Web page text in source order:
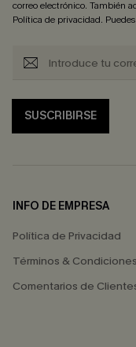
correo electrónico. También
Política de privacidad.
SUSCRIBIRSE
INFO DE EMPRESA
Política de Privacidad
Términos & Condiciones
Comentarios de